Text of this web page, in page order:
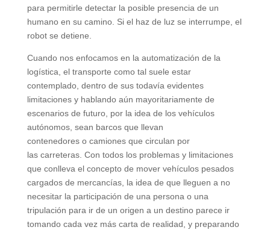
para permitirle detectar la posible presencia de un
humano en su camino. Si el haz de luz se interrumpe, el
robot se detiene.
Cuando nos enfocamos en la automatización de la
logística, el transporte como tal suele estar
contemplado, dentro de sus todavía evidentes
limitaciones y hablando aún mayoritariamente de
escenarios de futuro, por la idea de los vehículos
autónomos, sean barcos que llevan
contenedores o camiones que circulan por
las carreteras. Con todos los problemas y limitaciones
que conlleva el concepto de mover vehículos pesados
cargados de mercancías, la idea de que lleguen a no
necesitar la participación de una persona o una
tripulación para ir de un origen a un destino parece ir
tomando cada vez más carta de realidad, y preparando